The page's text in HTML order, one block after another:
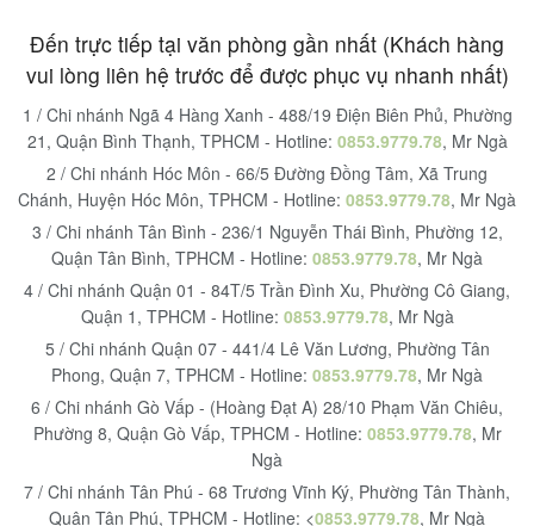
Đến trực tiếp tại văn phòng gần nhất (Khách hàng
vui lòng liên hệ trước để được phục vụ nhanh nhất)
1 / Chi nhánh Ngã 4 Hàng Xanh - 488/19 Điện Biên Phủ, Phường
21, Quận Bình Thạnh, TPHCM - Hotline: 0853.9779.78, Mr Ngà
2 / Chi nhánh Hóc Môn - 66/5 Đường Đồng Tâm, Xã Trung
Chánh, Huyện Hóc Môn, TPHCM - Hotline: 0853.9779.78, Mr Ngà
3 / Chi nhánh Tân Bình - 236/1 Nguyễn Thái Bình, Phường 12,
Quận Tân Bình, TPHCM - Hotline: 0853.9779.78, Mr Ngà
4 / Chi nhánh Quận 01 - 84T/5 Trần Đình Xu, Phường Cô Giang,
Quận 1, TPHCM - Hotline: 0853.9779.78, Mr Ngà
5 / Chi nhánh Quận 07 - 441/4 Lê Văn Lương, Phường Tân
Phong, Quận 7, TPHCM - Hotline: 0853.9779.78, Mr Ngà
6 / Chi nhánh Gò Vấp - (Hoàng Đạt A) 28/10 Phạm Văn Chiêu,
Phường 8, Quận Gò Vấp, TPHCM - Hotline: 0853.9779.78, Mr
Ngà
7 / Chi nhánh Tân Phú - 68 Trương Vĩnh Ký, Phường Tân Thành,
Quận Tân Phú, TPHCM - Hotline: <0853.9779.78, Mr Ngà